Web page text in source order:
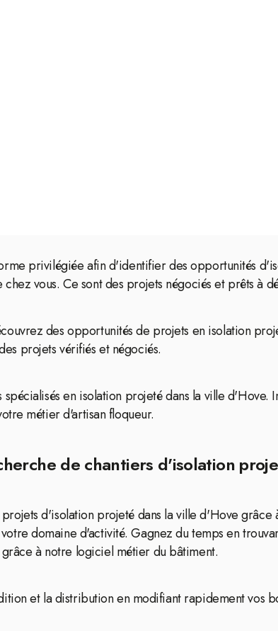
privilégiée afin d'identifier des opportunités
vous. Ce sont des projets négociés et prêts à
des opportunités de projets en isolation
projets vérifiés et négociés.
en isolation projeté dans la ville
métier d'artisan floqueur.
de chantiers d'isolation
d'isolation projeté dans la ville d'Hove
domaine d'activité. Gagnez du temps en
à notre logiciel métier du bâtiment.
et la distribution en modifiant rapidement vos